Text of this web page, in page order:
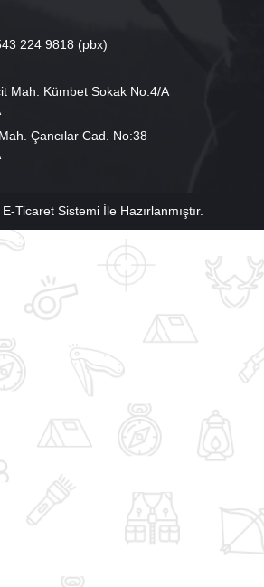
224 9818 (pbx)
Mah. Kümbet Sokak No:4/A
Çancılar Cad. No:38
Ticaret Sistemiİle Hazırlanmıştır.